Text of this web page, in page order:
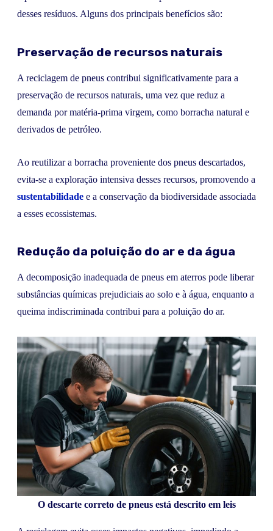
desses resíduos. Alguns dos principais benefícios são:
Preservação de recursos naturais
A reciclagem de pneus contribui significativamente para a
preservação de recursos naturais, uma vez que reduz a
demanda por matéria-prima virgem, como borracha natural e
derivados de petróleo.
Ao reutilizar a borracha proveniente dos pneus descartados,
evita-se a exploração intensiva desses recursos, promovendo a
sustentabilidade e a conservação da biodiversidade associada
a esses ecossistemas.
Redução da poluição do ar e da água
A decomposição inadequada de pneus em aterros pode liberar
substâncias químicas prejudiciais ao solo e à água, enquanto a
queima indiscriminada contribui para a poluição do ar.
O descarte correto de pneus está descrito em leis